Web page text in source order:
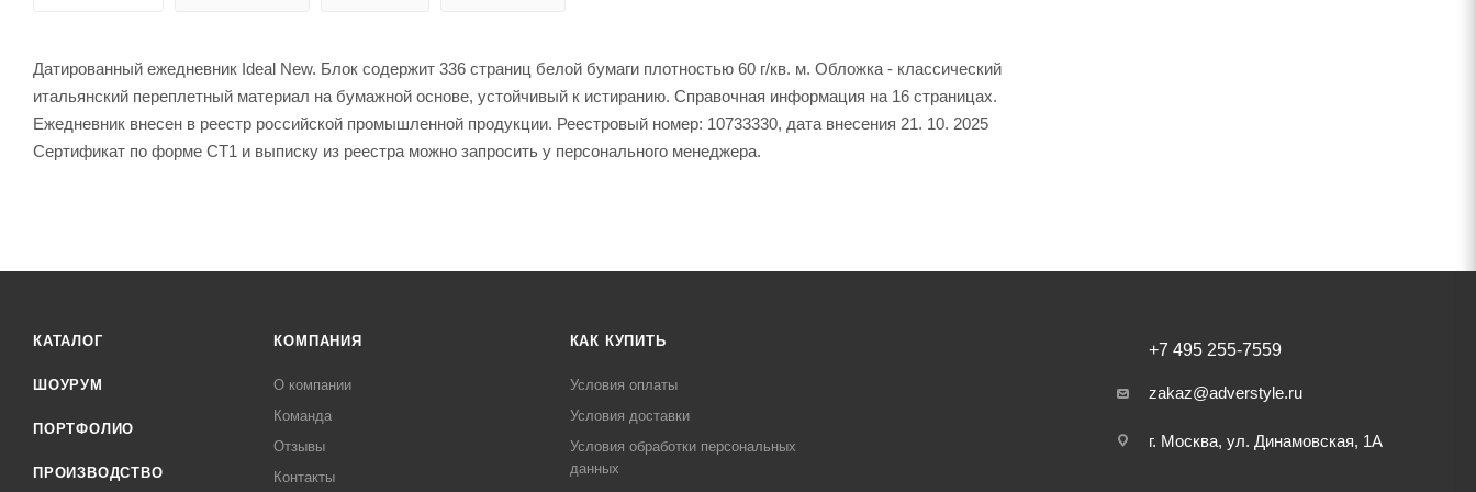
Датированный ежедневник Ideal New. Блок содержит 336 страниц белой бумаги плотностью 60 г/кв. м. Обложка - классический
итальянский переплетный материал на бумажной основе, устойчивый к истиранию. Справочная информация на 16 страницах.
Ежедневник внесен в реестр российской промышленной продукции. Реестровый номер: 10733330, дата внесения 21. 10. 2025
Сертификат по форме СТ1 и выписку из реестра можно запросить у персонального менеджера.
КАТАЛОГ
ШОУРУМ
ПОРТФОЛИО
ПРОИЗВОДСТВО
КОМПАНИЯ
О компании
Команда
Отзывы
Контакты
КАК КУПИТЬ
Условия оплаты
Условия доставки
Условия обработки персональных
данных
+7 495 255-7559
zakaz@adverstyle.ru
г. Москва, ул. Динамовская, 1А